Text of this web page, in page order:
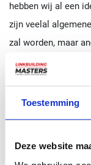
Toestemming
Deze website
hebben wij al een
zijn veelal
zal worden, maar
berust. Deze
verschillende
als Google
zoektermen uit het